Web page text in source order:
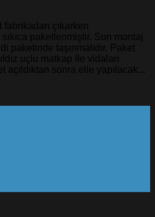
fabrikadan çıkarken
paketlenmiştir. Son montaj
paketinde taşınmalıdır. Paket
uçlu matkap ile vidaları
açıldıktan sonra elle yapılacak...